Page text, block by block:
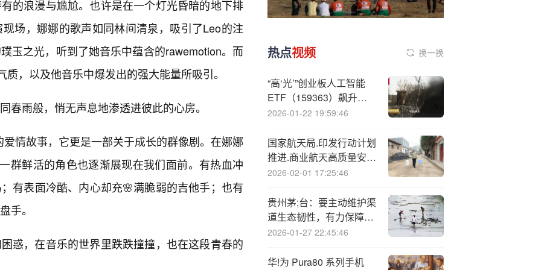
的浪漫与尴尬。也许是在一个灯光昏暗的地下排
场，娜娜的歌声如同林间清泉，吸引了Leo的注
玉之光，听到了她音乐中蕴含的rawemotion。而
，以及他音乐中爆发出的强大能量所吸引。
春雨般，悄无声息地渗透进彼此的心房。
情故事，它更是一部关于成长的群像剧。在娜娜
群鲜活的角色也逐渐展现在我们面前。有热血冲
有表面冷酷、内心却充🌸满脆弱的吉他手；也有
手。
惑，在音乐的世界里跌跌撞撞，也在这段青春的
热点视频 换一换
“高‘光’”创业板人工智能
ETF（159363）飙升近
7%！阿里巴巴对标谷歌
ETF密集吸金
2026-01-22 19:59:46
国家航天局.印发行动计划
推进.商业航天高质量安全
发展
2026-02-01 17:25:46
贵州茅;台：要主动维护渠
道生态韧性，有力保障渠
道体系的良性协同和市场
2026-01-27 22:45:46
华!为 Pura80 系列手机